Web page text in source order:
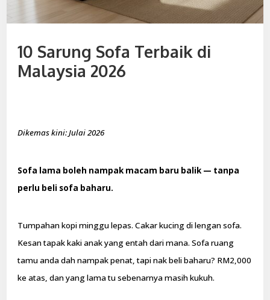
10 Sarung Sofa Terbaik di
Malaysia 2026
Dikemas kini: Julai 2026
Sofa lama boleh nampak macam baru balik — tanpa
perlu beli sofa baharu.
Tumpahan kopi minggu lepas. Cakar kucing di lengan sofa.
Kesan tapak kaki anak yang entah dari mana. Sofa ruang
tamu anda dah nampak penat, tapi nak beli baharu? RM2,000
ke atas, dan yang lama tu sebenarnya masih kukuh.